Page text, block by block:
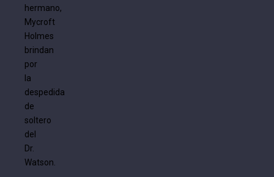
hermano,
Mycroft
Holmes
brindan
por
la
despedida
de
soltero
del
Dr.
Watson.